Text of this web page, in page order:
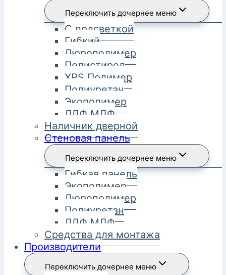
Переключить дочернее меню
С подсветкой
Гибкий
Дюрополимер
Полистирол
XPS Полимер
Полиуретан
Экополимер
ЛДФ МДФ
Наличник дверной
Стеновая панель
Переключить дочернее меню
Гибкая панель
Экополимер
Дюрополимер
Полиуретан
ЛДФ МДФ
Средства для монтажа
Производители
Переключить дочернее меню